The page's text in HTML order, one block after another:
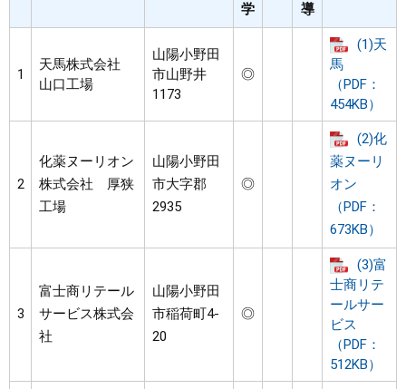
学
導
1
天馬株式会社
山口工場
山陽小野田
市山野井
1173
◎
(1)天
馬
（PDF：
454KB）
2
化薬ヌーリオン
株式会社 厚狭
工場
山陽小野田
市大字郡
2935
◎
(2)化
薬ヌーリ
オン
（PDF：
673KB）
3
富士商リテール
サービス株式会
社
山陽小野田
市稲荷町4-
20
◎
(3)富
士商リテ
ールサー
ビス
（PDF：
512KB）